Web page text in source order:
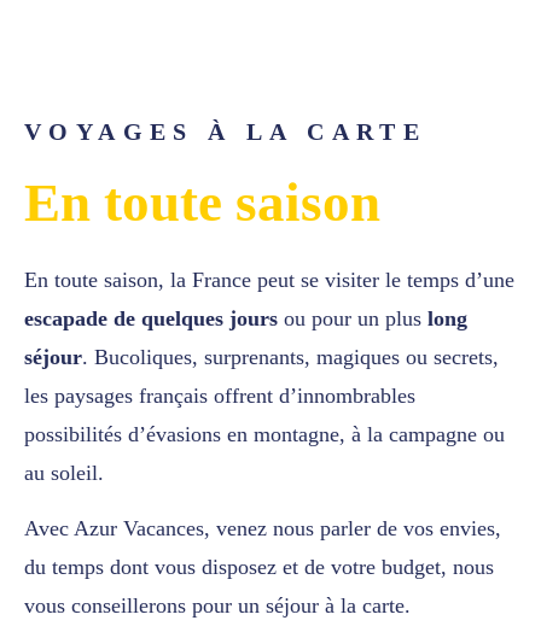
VOYAGES À LA CARTE
En toute saison
En toute saison, la France peut se visiter le temps d’une
escapade de quelques jours ou pour un plus long
séjour. Bucoliques, surprenants, magiques ou secrets,
les paysages français offrent d’innombrables
possibilités d’évasions en montagne, à la campagne ou
au soleil.
Avec Azur Vacances, venez nous parler de vos envies,
du temps dont vous disposez et de votre budget, nous
vous conseillerons pour un séjour à la carte.